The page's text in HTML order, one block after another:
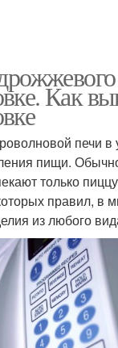
Как
печи в
пищи.
только
правил, в
из любого